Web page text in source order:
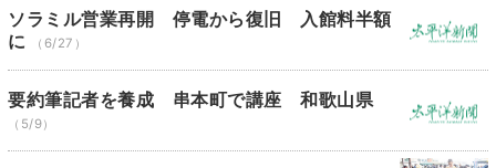
ソラミル営業再開 停電から復旧 入館料半額
に
（6/27）
要約筆記者を養成 串本町で講座 和歌山県
（5/9）